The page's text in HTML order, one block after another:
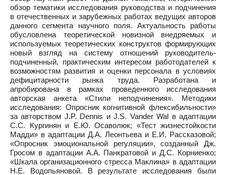
обзор тематики исследования руководства и подчинения
в отечественных и зарубежных работах ведущих авторов
данного сегмента научного поля. Актуальность работы
обусловлена теоретической новизной внедряемых и
используемых теоретических конструктов формирующих
новый взгляд на систему отношений руководитель-
подчиненный, практическим интересом работодателей к
возможностям развития и оценки персонала в условиях
дефицитарности рынка труда. Разработана и
апробирована в рамках проведенного исследования
авторская анкета «Стили неподчинения». Методики
исследования: Опросник когнитивной флексибильности»
за авторством J.P. Dennis и J.S. Vander Wal в адаптации
С.С. Кургинян и Е.Ю. Осаволюк; «Тест жизнестойкости
Мадди» в адаптации Д.А. Леонтьева и Е.И. Рассказовой;
«Опросник эмоциональной регуляции», созданный Дж.
Гросом в адаптации А.А. Панкратовой и Д.С. Корниенко;
«Шкала организационного стресса Маклина» в адаптации
Н.Е. Водопьяновой. В результате исследования были